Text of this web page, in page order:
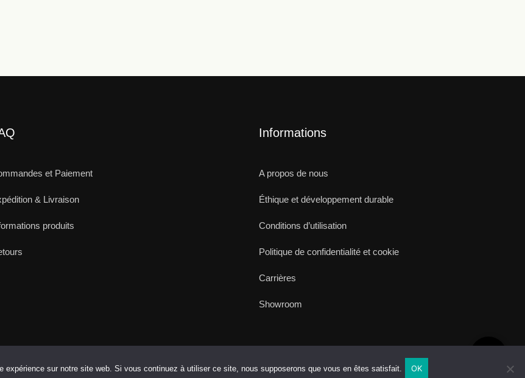
et Paiement
& Livraison
produits
Informations
A propos de nous
Éthique et développement durable
Conditions d’utilisation
Politique de confidentialité et cookie
Carrières
Showroom
expérience sur notre site web. Si vous continuez à utiliser ce site, nous supposerons que vous en êtes satisfait. OK